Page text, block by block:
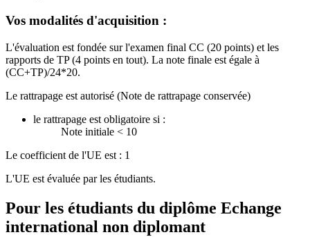
Vos modalités d'acquisition :
L'évaluation est fondée sur l'examen final CC (20 points) et les
rapports de TP (4 points en tout). La note finale est égale à
(CC+TP)/24*20.
Le rattrapage est autorisé (Note de rattrapage conservée)
le rattrapage est obligatoire si :
Note initiale < 10
Le coefficient de l'UE est : 1
L'UE est évaluée par les étudiants.
Pour les étudiants du diplôme Echange
international non diplomant